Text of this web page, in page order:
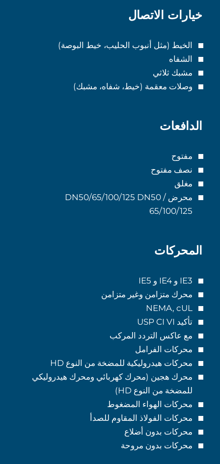
خيارات الاتصال
الخيط (مثل أنبوب الحليب، خيط البوصة)
الشفاه
مشبك ثلاثي
وصلات معقمة (خيط، شفاه، مشبك)
الدافعات
مفتوح
نصف مفتوح
مغلق
محرض DN50/65/100/125 DN50 /
65/100/125
المحركات
IE3 و IE4 و IE5
محرك متزامن وغير متزامن
NEMA, cUL
تأكيد USP CI VI
مع عاكس التردد المركب
محركات الفرامل
محركات هيدروليكية للمضخة من النوع HD
محرك هجين (محرك كهربائي ومحرك هيدروليكي
للمضخة من النوع HD)
محركات الهواء المضغوط
محركات الفولاذ المقاوم للصدأ
محركات بدون أضلاع
محركات بدون مروحة